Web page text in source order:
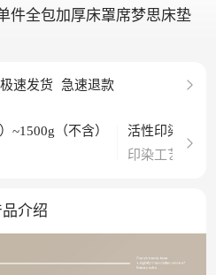
件全包加厚床罩席梦思床垫
速发货 急速退款
~1500g（不含）
活性印染
印染工艺
品介绍